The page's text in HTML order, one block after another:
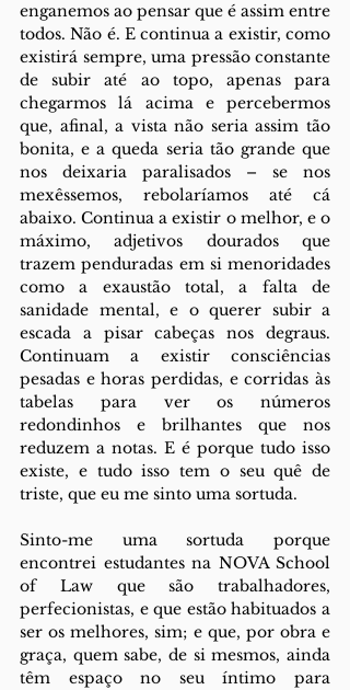
enganemos ao pensar que é assim entre
todos. Não é. E continua a existir, como
existirá sempre, uma pressão constante
de subir até ao topo, apenas para
chegarmos lá acima e percebermos
que, afinal, a vista não seria assim tão
bonita, e a queda seria tão grande que
nos deixaria paralisados – se nos
mexêssemos, rebolaríamos até cá
abaixo. Continua a existir o melhor, e o
máximo, adjetivos dourados que
trazem penduradas em si menoridades
como a exaustão total, a falta de
sanidade mental, e o querer subir a
escada a pisar cabeças nos degraus.
Continuam a existir consciências
pesadas e horas perdidas, e corridas às
tabelas para ver os números
redondinhos e brilhantes que nos
reduzem a notas. E é porque tudo isso
existe, e tudo isso tem o seu quê de
triste, que eu me sinto uma sortuda.
Sinto-me uma sortuda porque
encontrei estudantes na NOVA School
of Law que são trabalhadores,
perfecionistas, e que estão habituados a
ser os melhores, sim; e que, por obra e
graça, quem sabe, de si mesmos, ainda
têm espaço no seu íntimo para